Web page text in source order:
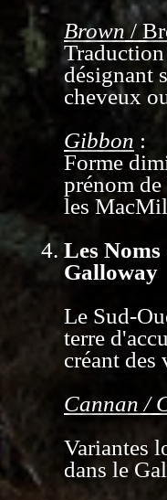
Brown /
désignant
cheveux
Gibbon :
Forme
prénom de
les
Les Noms
Galloway
Le Sud-
terre
créant des
Cannan /
Variantes
dans le